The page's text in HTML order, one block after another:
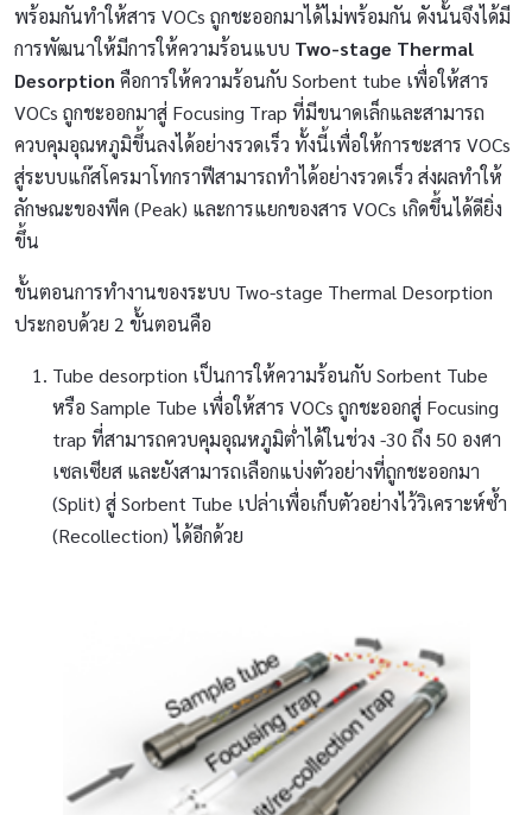
พร้อมกันทำให้สาร VOCs ถูกชะออกมาได้ไม่พร้อมกัน ดังนั้นจึงได้มี
การพัฒนาให้มีการให้ความร้อนแบบ Two-stage Thermal
Desorption คือการให้ความร้อนกับ Sorbent tube เพื่อให้สาร
VOCs ถูกชะออกมาสู่ Focusing Trap ที่มีขนาดเล็กและสามารถ
ควบคุมอุณหภูมิขึ้นลงได้อย่างรวดเร็ว ทั้งนี้เพื่อให้การชะสาร VOCs
สู่ระบบแก๊สโครมาโทกราฟีสามารถทำได้อย่างรวดเร็ว ส่งผลทำให้
ลักษณะของพีค (Peak) และการแยกของสาร VOCs เกิดขึ้นได้ดียิ่ง
ขึ้น
ขั้นตอนการทำงานของระบบ Two-stage Thermal Desorption
ประกอบด้วย 2 ขั้นตอนคือ
Tube desorption เป็นการให้ความร้อนกับ Sorbent Tube
หรือ Sample Tube เพื่อให้สาร VOCs ถูกชะออกสู่ Focusing
trap ที่สามารถควบคุมอุณหภูมิต่ำได้ในช่วง -30 ถึง 50 องศา
เซลเซียส และยังสามารถเลือกแบ่งตัวอย่างที่ถูกชะออกมา
(Split) สู่ Sorbent Tube เปล่าเพื่อเก็บตัวอย่างไว้วิเคราะห์ซ้ำ
(Recollection) ได้อีกด้วย